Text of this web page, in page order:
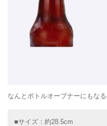
なんとボトルオープナーにもな
■サイズ：約28.5cm